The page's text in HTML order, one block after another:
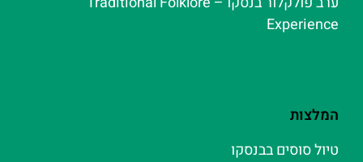
Experience
המלצות
טיול סוסים בבנסקו